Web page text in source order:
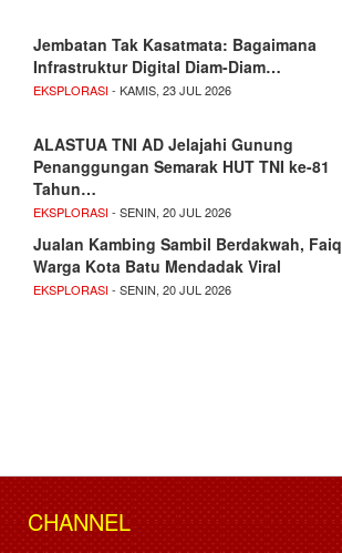
Jembatan Tak Kasatmata: Bagaimana
Infrastruktur Digital Diam-Diam…
EKSPLORASI- KAMIS, 23 JUL 2026
ALASTUA TNI AD Jelajahi Gunung
Penanggungan Semarak HUT TNI ke-81
Tahun…
EKSPLORASI- SENIN, 20 JUL 2026
Jualan Kambing Sambil Berdakwah, Faiq
Warga Kota Batu Mendadak Viral
EKSPLORASI- SENIN, 20 JUL 2026
CHANNEL